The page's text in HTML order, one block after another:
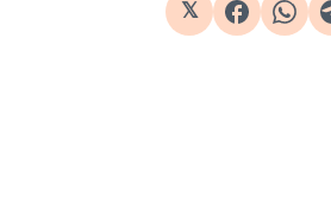
𝕏